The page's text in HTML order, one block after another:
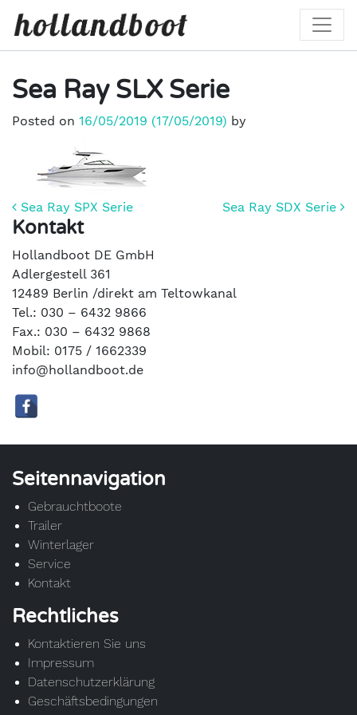
Sea Ray SLX Serie
Posted on 16/05/2019 (17/05/2019) by
Beitrags-Navigation
Sea Ray SPX Serie Sea Ray SDX Serie
Kontakt
Hollandboot DE GmbH
Adlergestell 361
12489 Berlin /direkt am Teltowkanal
Tel.: 030 – 6432 9866
Fax.: 030 – 6432 9868
Mobil: 0175 / 1662339
info@hollandboot.de
Seitennavigation
Gebrauchtboote
Trailer
Winterlager
Service
Kontakt
Rechtliches
Kontaktieren Sie uns
Impressum
Datenschutzerklärung
Geschäftsbedingungen